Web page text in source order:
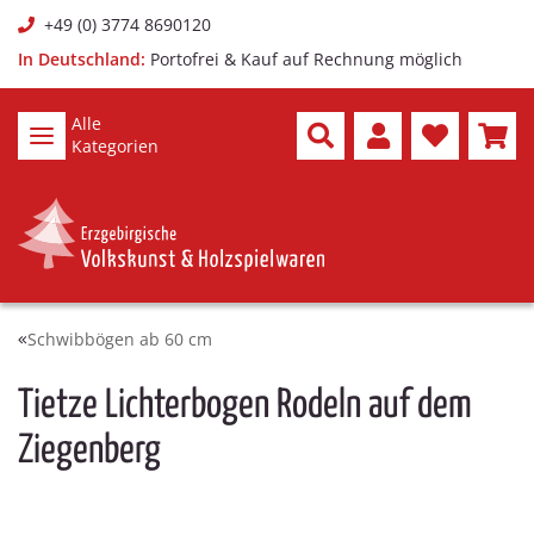
+49 (0) 3774 8690120
In Deutschland: Portofrei & Kauf auf Rechnung möglich
Alle
Kategorien
Schwibbögen ab 60 cm
Tietze Lichterbogen Rodeln auf dem
Ziegenberg